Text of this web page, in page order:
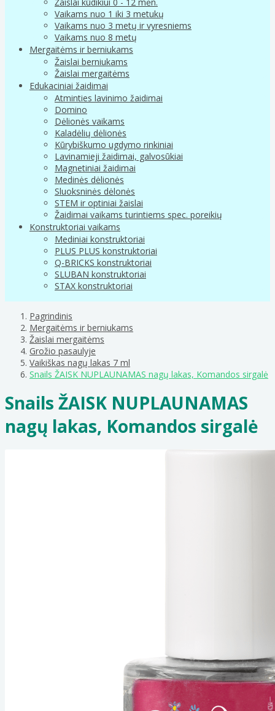
Vaikams nuo 1 iki 3 metukų
Vaikams nuo 3 metų ir vyresniems
Vaikams nuo 8 metų
Mergaitėms ir berniukams
Žaislai berniukams
Žaislai mergaitėms
Edukaciniai žaidimai
Atminties lavinimo žaidimai
Domino
Dėlionės vaikams
Kaladėlių dėlionės
Kūrybiškumo ugdymo rinkiniai
Lavinamieji žaidimai, galvosūkiai
Magnetiniai žaidimai
Medinės dėlionės
Sluoksninės dėlonės
STEM ir optiniai žaislai
Žaidimai vaikams turintiems spec. poreikių
Konstruktoriai vaikams
Mediniai konstruktoriai
PLUS PLUS konstruktoriai
Q-BRICKS konstruktoriai
SLUBAN konstruktoriai
STAX konstruktoriai
Pagrindinis
Mergaitėms ir berniukams
Žaislai mergaitėms
Grožio pasaulyje
Vaikiškas nagų lakas 7 ml
Snails ŽAISK NUPLAUNAMAS nagų lakas, Komandos sirgalė
Snails ŽAISK NUPLAUNAMAS
nagų lakas, Komandos sirgalė